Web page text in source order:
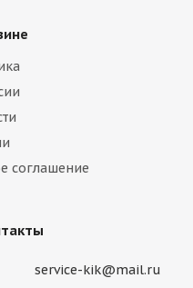
соглашение
service-kik@mail.ru